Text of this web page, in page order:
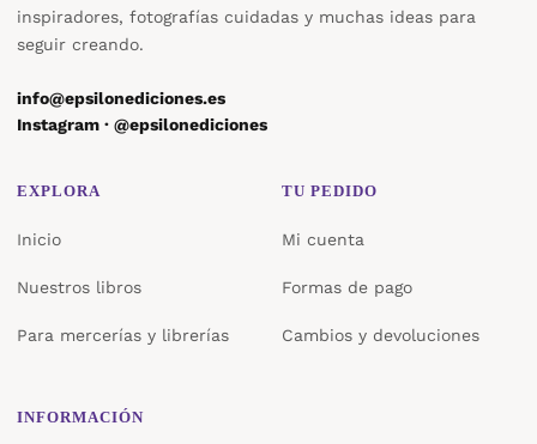
inspiradores, fotografías cuidadas y muchas ideas para
seguir creando.
info@epsilonediciones.es
Instagram · @epsilonediciones
EXPLORA
Inicio
Nuestros libros
Para mercerías y librerías
TU PEDIDO
Mi cuenta
Formas de pago
Cambios y devoluciones
INFORMACIÓN